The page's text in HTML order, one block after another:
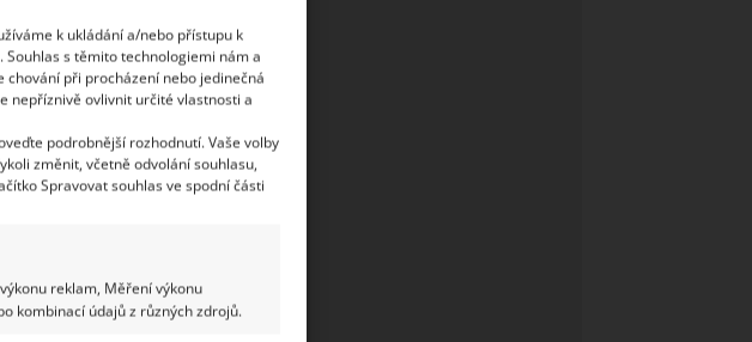
k ukládání a/nebo přístupu k
s těmito technologiemi nám a
při procházení nebo jedinečná
nepříznivě ovlivnit určité vlastnosti a
podrobnější rozhodnutí. Vaše volby
změnit, včetně odvolání souhlasu,
Spravovat souhlas ve spodní části
reklam, Měření výkonu
kombinací údajů z různých zdrojů.
staré.
jsou rychlé a